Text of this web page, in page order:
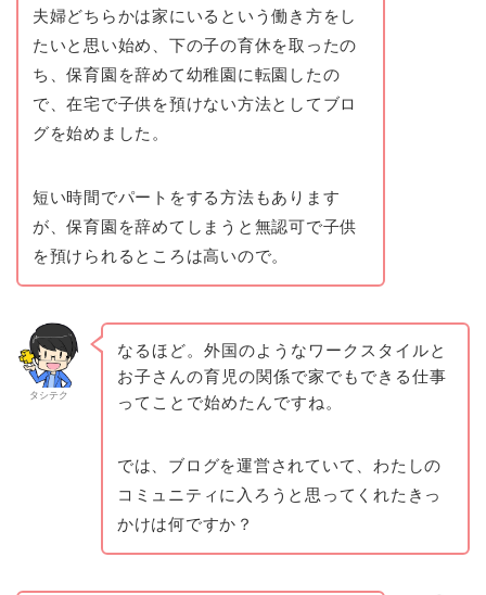
夫婦どちらかは家にいるという働き方をし
たいと思い始め、下の子の育休を取ったの
ち、保育園を辞めて幼稚園に転園したの
で、在宅で子供を預けない方法としてブロ
グを始めました。
短い時間でパートをする方法もあります
が、保育園を辞めてしまうと無認可で子供
を預けられるところは高いので。
タシテク
なるほど。外国のようなワークスタイルと
お子さんの育児の関係で家でもできる仕事
ってことで始めたんですね。
では、ブログを運営されていて、わたしの
コミュニティに入ろうと思ってくれたきっ
かけは何ですか？